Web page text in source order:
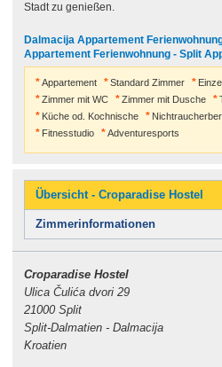
Stadt zu genießen.
Dalmacija Appartement
Appartement Ferienwohnung - Split
Appartement Standard Zimmer
Zimmer mit WC
Zimmer mit Dusche
Küche od. Kochnische
Fitnesstudio
Adventuresports
Übersicht - Croparadise Hostel
Zimmerinformationen
Croparadise Hostel
Ulica Čulića dvori 29
21000 Split
Split-Dalmatien - Dalmacija
Kroatien